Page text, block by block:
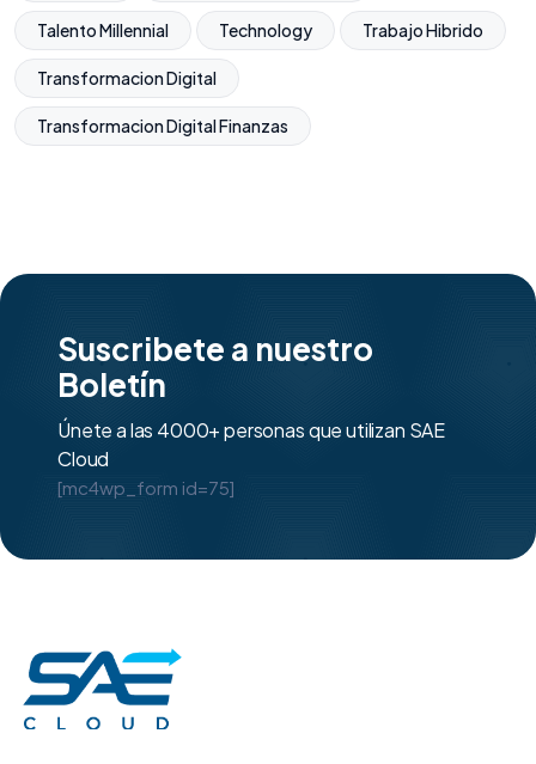
Talento Millennial Technology Trabajo Hibrido
Transformacion Digital
Transformacion Digital Finanzas
Suscribete a nuestro
Boletín
Únete a las 4000+ personas que utilizan SAE
Cloud
[mc4wp_form id=75]